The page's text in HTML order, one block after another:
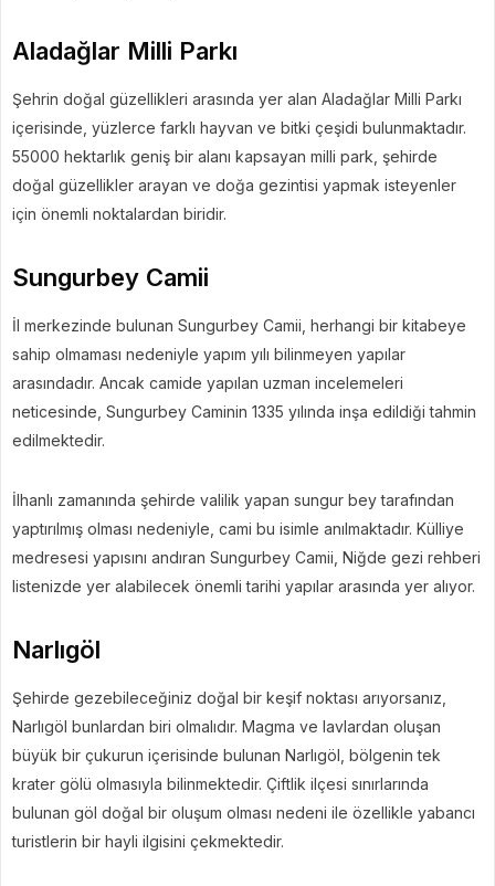
Aladağlar Milli Parkı
Şehrin doğal güzellikleri arasında yer alan Aladağlar Milli Parkı
içerisinde, yüzlerce farklı hayvan ve bitki çeşidi bulunmaktadır.
55000 hektarlık geniş bir alanı kapsayan milli park, şehirde
doğal güzellikler arayan ve doğa gezintisi yapmak isteyenler
için önemli noktalardan biridir.
Sungurbey Camii
İl merkezinde bulunan Sungurbey Camii, herhangi bir kitabeye
sahip olmaması nedeniyle yapım yılı bilinmeyen yapılar
arasındadır. Ancak camide yapılan uzman incelemeleri
neticesinde, Sungurbey Caminin 1335 yılında inşa edildiği tahmin
edilmektedir.
İlhanlı zamanında şehirde valilik yapan sungur bey tarafından
yaptırılmış olması nedeniyle, cami bu isimle anılmaktadır. Külliye
medresesi yapısını andıran Sungurbey Camii, Niğde gezi rehberi
listenizde yer alabilecek önemli tarihi yapılar arasında yer alıyor.
Narlıgöl
Şehirde gezebileceğiniz doğal bir keşif noktası arıyorsanız,
Narlıgöl bunlardan biri olmalıdır. Magma ve lavlardan oluşan
büyük bir çukurun içerisinde bulunan Narlıgöl, bölgenin tek
krater gölü olmasıyla bilinmektedir. Çiftlik ilçesi sınırlarında
bulunan göl doğal bir oluşum olması nedeni ile özellikle yabancı
turistlerin bir hayli ilgisini çekmektedir.